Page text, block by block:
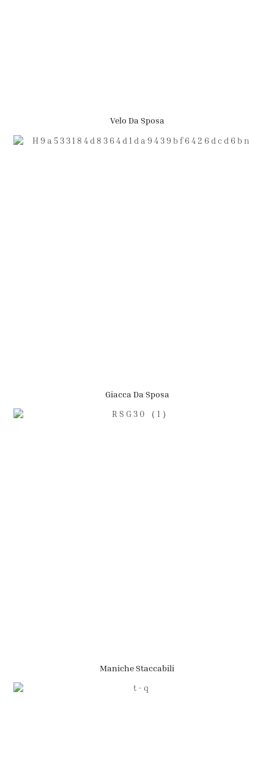
Velo Da Sposa
Giacca Da Sposa
Maniche Staccabili